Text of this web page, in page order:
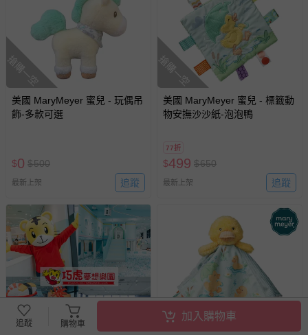
搶購一空
美國 MaryMeyer 蜜兒 - 玩偶吊
飾-多款可選
$0 $500
最新上架 追蹤
搶購一空
美國 MaryMeyer 蜜兒 - 標籤動
物安撫沙沙紙-泡泡鴨
77折
$499 $650
最新上架 追蹤
追蹤 購物車
加入購物車